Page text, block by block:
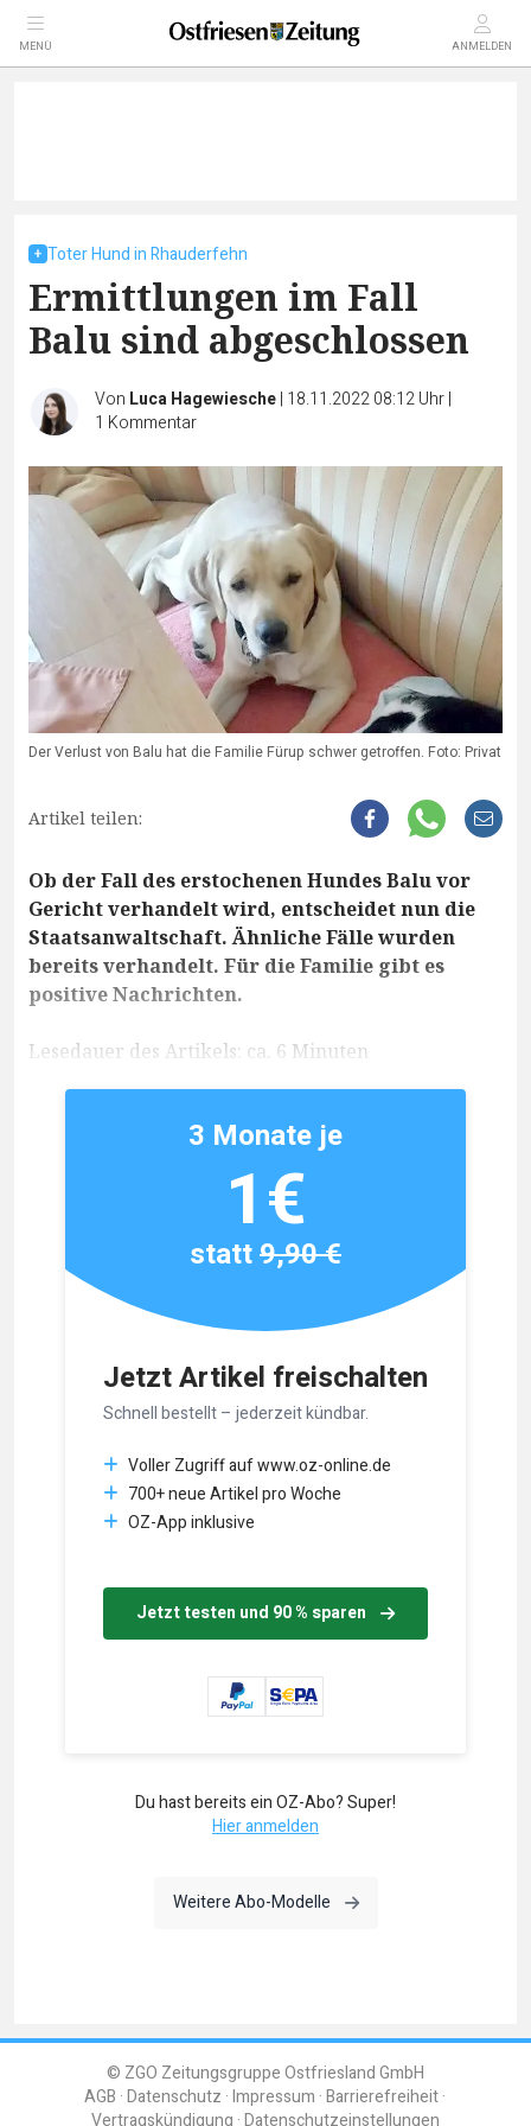
MENÜ ANMELDEN
Toter Hund in Rhauderfehn
Ermittlungen im Fall
Balu sind abgeschlossen
Von Luca Hagewiesche| 18.11.2022 08:12 Uhr|
1 Kommentar
Der Verlust von Balu hat die Familie Fürup schwer getroffen. Foto: Privat
Artikel teilen:
Ob der Fall des erstochenen Hundes Balu vor
Gericht verhandelt wird, entscheidet nun die
Staatsanwaltschaft. Ähnliche Fälle wurden
bereits verhandelt. Für die Familie gibt es
positive Nachrichten.
Lesedauer des Artikels: ca. 6 Minuten
Jetzt Artikel freischalten
Schnell bestellt – jederzeit kündbar.
Voller Zugriff auf www.oz-online.de
700+ neue Artikel pro Woche
OZ-App inklusive
Jetzt testen und 90 % sparen
3 Monate je
1€
statt9,90 €
Du hast bereits ein OZ-Abo? Super!
Hier anmelden
Weitere Abo-Modelle
© ZGO Zeitungsgruppe Ostfriesland GmbH
AGB Datenschutz Impressum Barrierefreiheit